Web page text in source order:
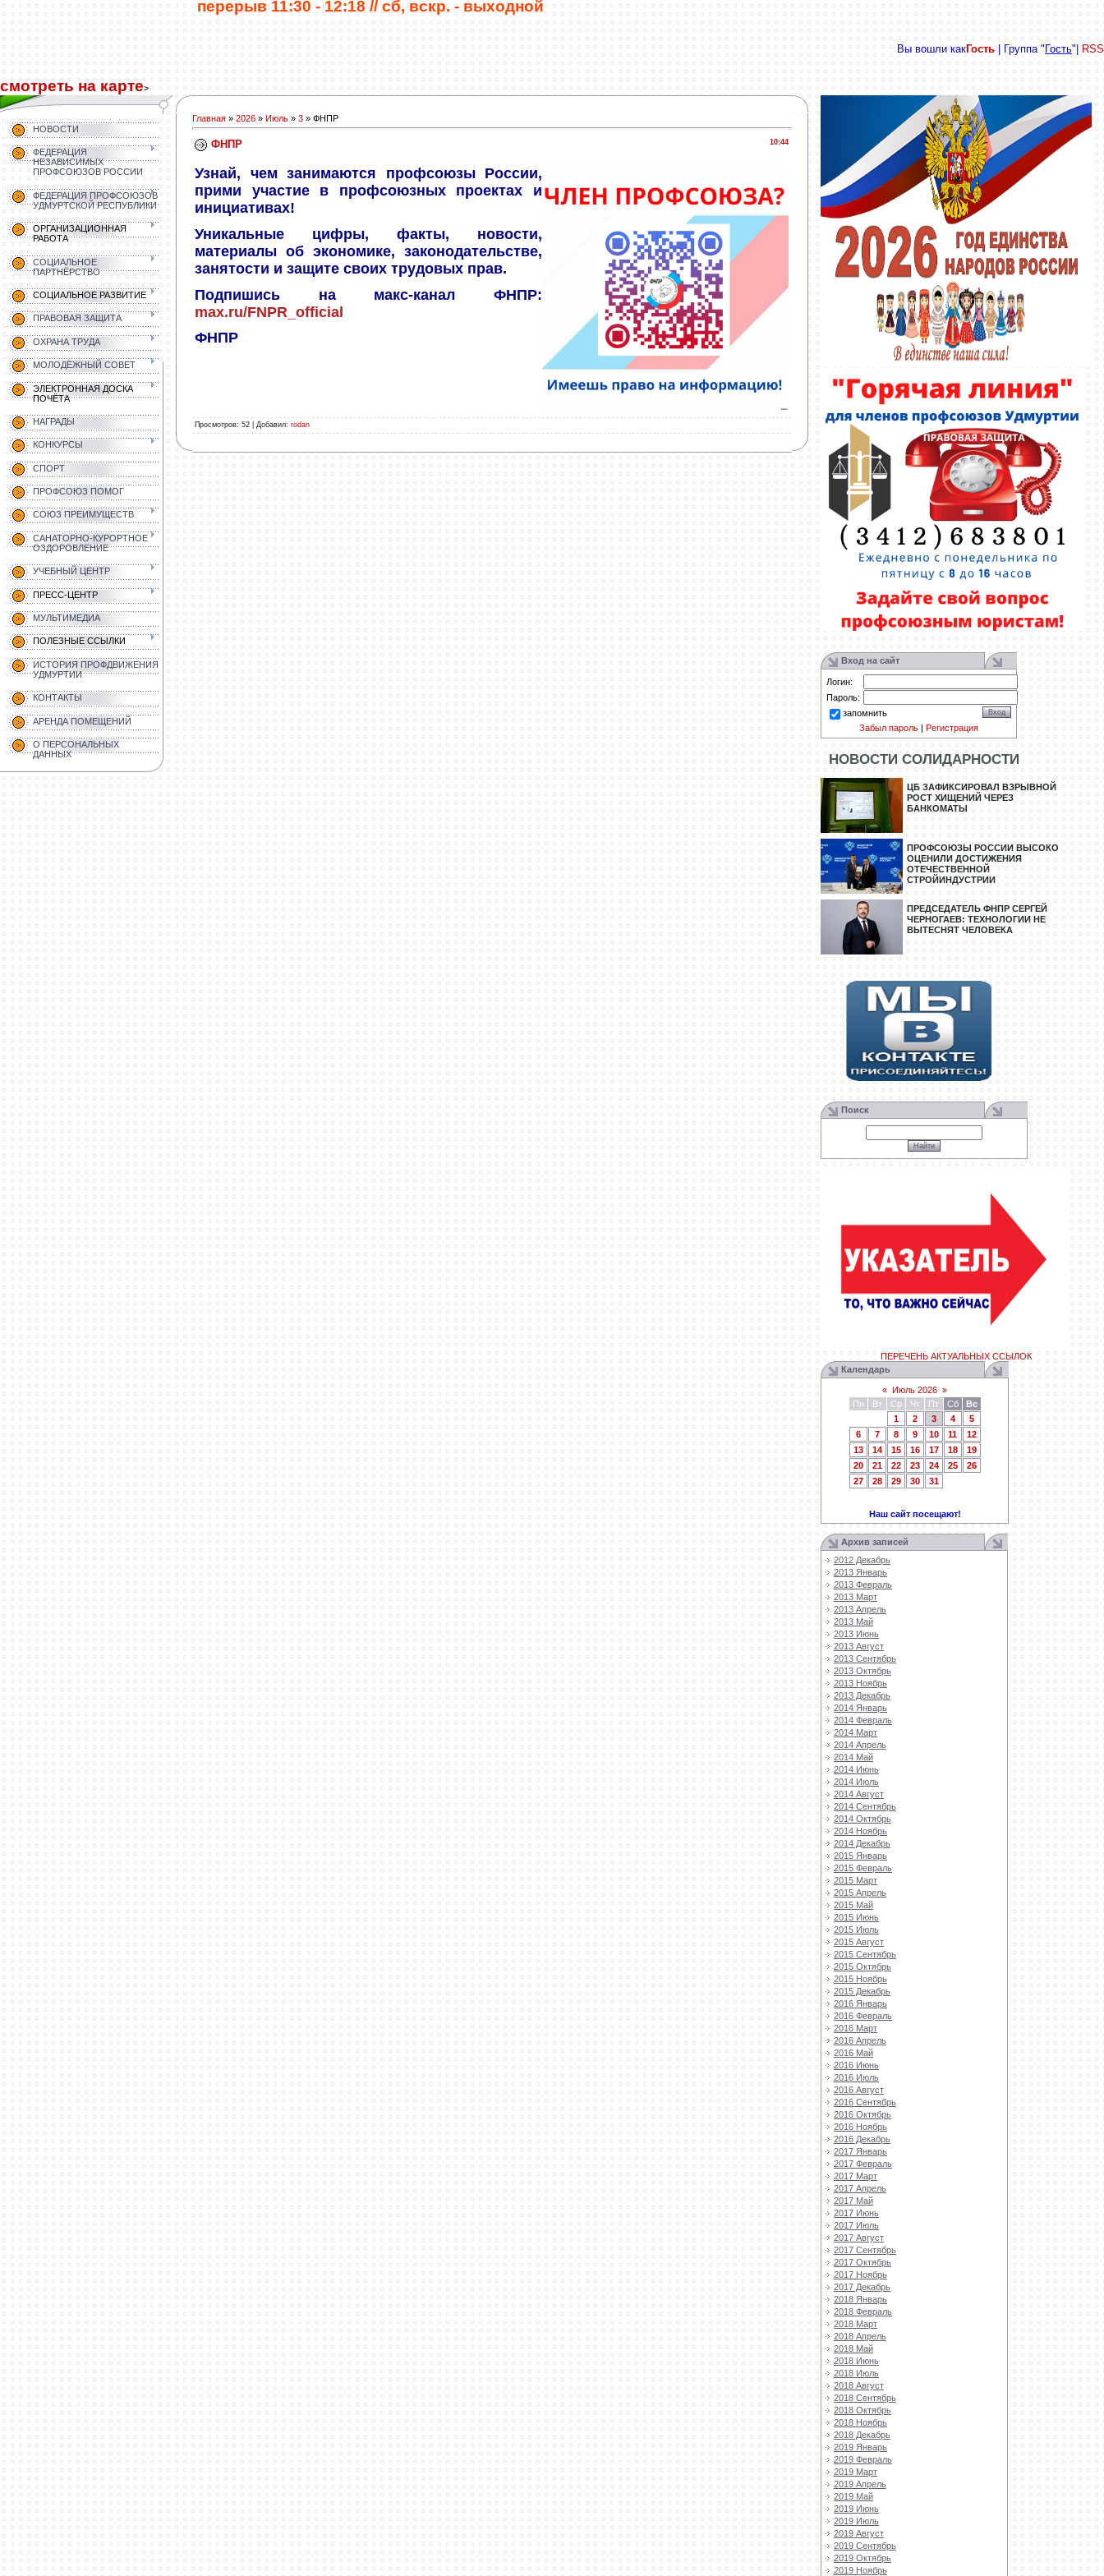
перерыв 11:30 - 12:18 // сб, вскр. - выходной
Вы вошли какГость | Группа " Гость"| RSS
смотреть на карте>
НОВОСТИ
ФЕДЕРАЦИЯ
НЕЗАВИСИМЫХ
ПРОФСОЮЗОВ РОССИИ
ФЕДЕРАЦИЯ ПРОФСОЮЗОВ
УДМУРТСКОЙ РЕСПУБЛИКИ
ОРГАНИЗАЦИОННАЯ
РАБОТА
СОЦИАЛЬНОЕ
ПАРТНЁРСТВО
СОЦИАЛЬНОЕ РАЗВИТИЕ
ПРАВОВАЯ ЗАЩИТА
ОХРАНА ТРУДА
МОЛОДЁЖНЫЙ СОВЕТ
ЭЛЕКТРОННАЯ ДОСКА
ПОЧЁТА
НАГРАДЫ
КОНКУРСЫ
СПОРТ
ПРОФСОЮЗ ПОМОГ
СОЮЗ ПРЕИМУЩЕСТВ
САНАТОРНО-КУРОРТНОЕ
ОЗДОРОВЛЕНИЕ
УЧЕБНЫЙ ЦЕНТР
ПРЕСС-ЦЕНТР
МУЛЬТИМЕДИА
ПОЛЕЗНЫЕ ССЫЛКИ
ИСТОРИЯ ПРОФДВИЖЕНИЯ
УДМУРТИИ
КОНТАКТЫ
АРЕНДА ПОМЕЩЕНИЙ
О ПЕРСОНАЛЬНЫХ
ДАННЫХ
Главная » 2026 » Июль » 3 » ФНПР
10:44
ФНПР
Узнай, чем занимаются профсоюзы России,
прими участие в профсоюзных проектах и
инициативах!
Уникальные цифры, факты, новости,
материалы об экономике, законодательстве,
занятости и защите своих трудовых прав.
Подпишись на макс-канал ФНПР:
max.ru/FNPR_official
ФНПР
Просмотров: 52 Добавил: rodan
Вход на сайт
Логин:
Пароль:
запомнить
Забыл пароль | Регистрация
НОВОСТИ СОЛИДАРНОСТИ
ЦБ ЗАФИКСИРОВАЛ ВЗРЫВНОЙ
РОСТ ХИЩЕНИЙ ЧЕРЕЗ
БАНКОМАТЫ
ПРОФСОЮЗЫ РОССИИ ВЫСОКО
ОЦЕНИЛИ ДОСТИЖЕНИЯ
ОТЕЧЕСТВЕННОЙ
СТРОЙИНДУСТРИИ
ПРЕДСЕДАТЕЛЬ ФНПР СЕРГЕЙ
ЧЕРНОГАЕВ: ТЕХНОЛОГИИ НЕ
ВЫТЕСНЯТ ЧЕЛОВЕКА
Поиск
ПЕРЕЧЕНЬ АКТУАЛЬНЫХ ССЫЛОК
Календарь
« Июль 2026 »
Пн
Вт Ср Чт Пт Сб
Вс
1
2 3 4
5
6
7 8 9 10 11
12
13
14 15 16 17 18
19
20
21 22 23 24 25
26
27
28 29 30 31
Наш сайт посещают!
Архив записей
2012 Декабрь
2013 Январь
2013 Февраль
2013 Март
2013 Апрель
2013 Май
2013 Июнь
2013 Август
2013 Сентябрь
2013 Октябрь
2013 Ноябрь
2013 Декабрь
2014 Январь
2014 Февраль
2014 Март
2014 Апрель
2014 Май
2014 Июнь
2014 Июль
2014 Август
2014 Сентябрь
2014 Октябрь
2014 Ноябрь
2014 Декабрь
2015 Январь
2015 Февраль
2015 Март
2015 Апрель
2015 Май
2015 Июнь
2015 Июль
2015 Август
2015 Сентябрь
2015 Октябрь
2015 Ноябрь
2015 Декабрь
2016 Январь
2016 Февраль
2016 Март
2016 Апрель
2016 Май
2016 Июнь
2016 Июль
2016 Август
2016 Сентябрь
2016 Октябрь
2016 Ноябрь
2016 Декабрь
2017 Январь
2017 Февраль
2017 Март
2017 Апрель
2017 Май
2017 Июнь
2017 Июль
2017 Август
2017 Сентябрь
2017 Октябрь
2017 Ноябрь
2017 Декабрь
2018 Январь
2018 Февраль
2018 Март
2018 Апрель
2018 Май
2018 Июнь
2018 Июль
2018 Август
2018 Сентябрь
2018 Октябрь
2018 Ноябрь
2018 Декабрь
2019 Январь
2019 Февраль
2019 Март
2019 Апрель
2019 Май
2019 Июнь
2019 Июль
2019 Август
2019 Сентябрь
2019 Октябрь
2019 Ноябрь